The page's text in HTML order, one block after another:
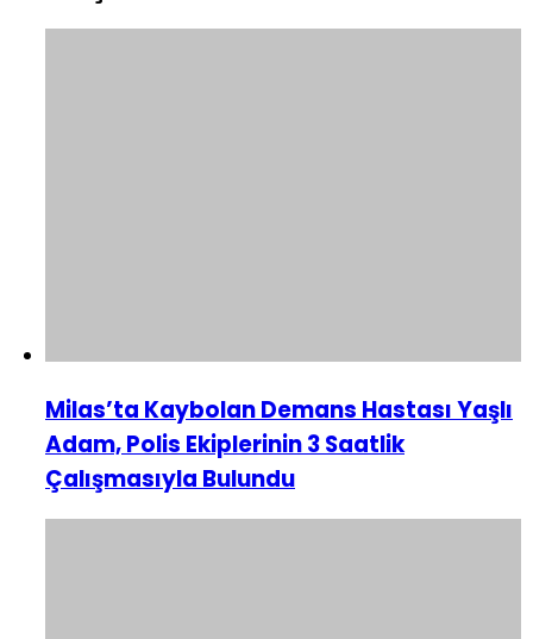
Milas’ta Kaybolan Demans Hastası Yaşlı
Adam, Polis Ekiplerinin 3 Saatlik
Çalışmasıyla Bulundu